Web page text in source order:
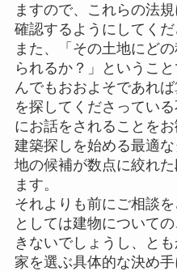
ますので、これらの法
確認するようにしてくだ
また、「その土地にど
られるか？」というこ
んでもおおよそであれ
を探してくださってい
にお話をされることをお
建築探しを始める最適
地の候補が数点に絞れ
ます。
それよりも前にご相談
としては建物について
きないでしょうし、と
家を選ぶ具体的な決め